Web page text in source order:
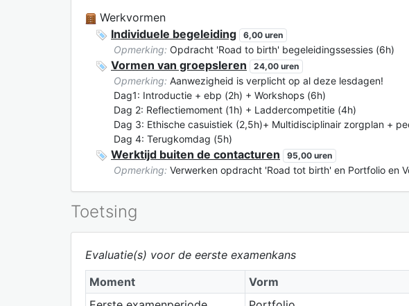
Werkvormen
Individuele begeleiding
6,00 uren
Opmerking: Opdracht 'Road to birth' begeleidingssessies (6h)
Vormen van groepsleren 24,00 uren
Opmerking: Aanwezigheid is verplicht op al deze lesdagen!
Dag1: Introductie + ebp (2h) + Workshops (6h)
Dag 2: Reflectiemoment (1h) + Laddercompetitie (4h)
Dag 3: Ethische casuistiek (2,5h)+ Multidisciplinair zorgplan +
Dag 4: Terugkomdag (5h)
Werktijd buiten de contacturen 95,00 uren
Opmerking: Verwerken opdracht 'Road tot birth' en Portfolio en
Toetsing
Evaluatie(s) voor de eerste examenkans
Moment
Vorm